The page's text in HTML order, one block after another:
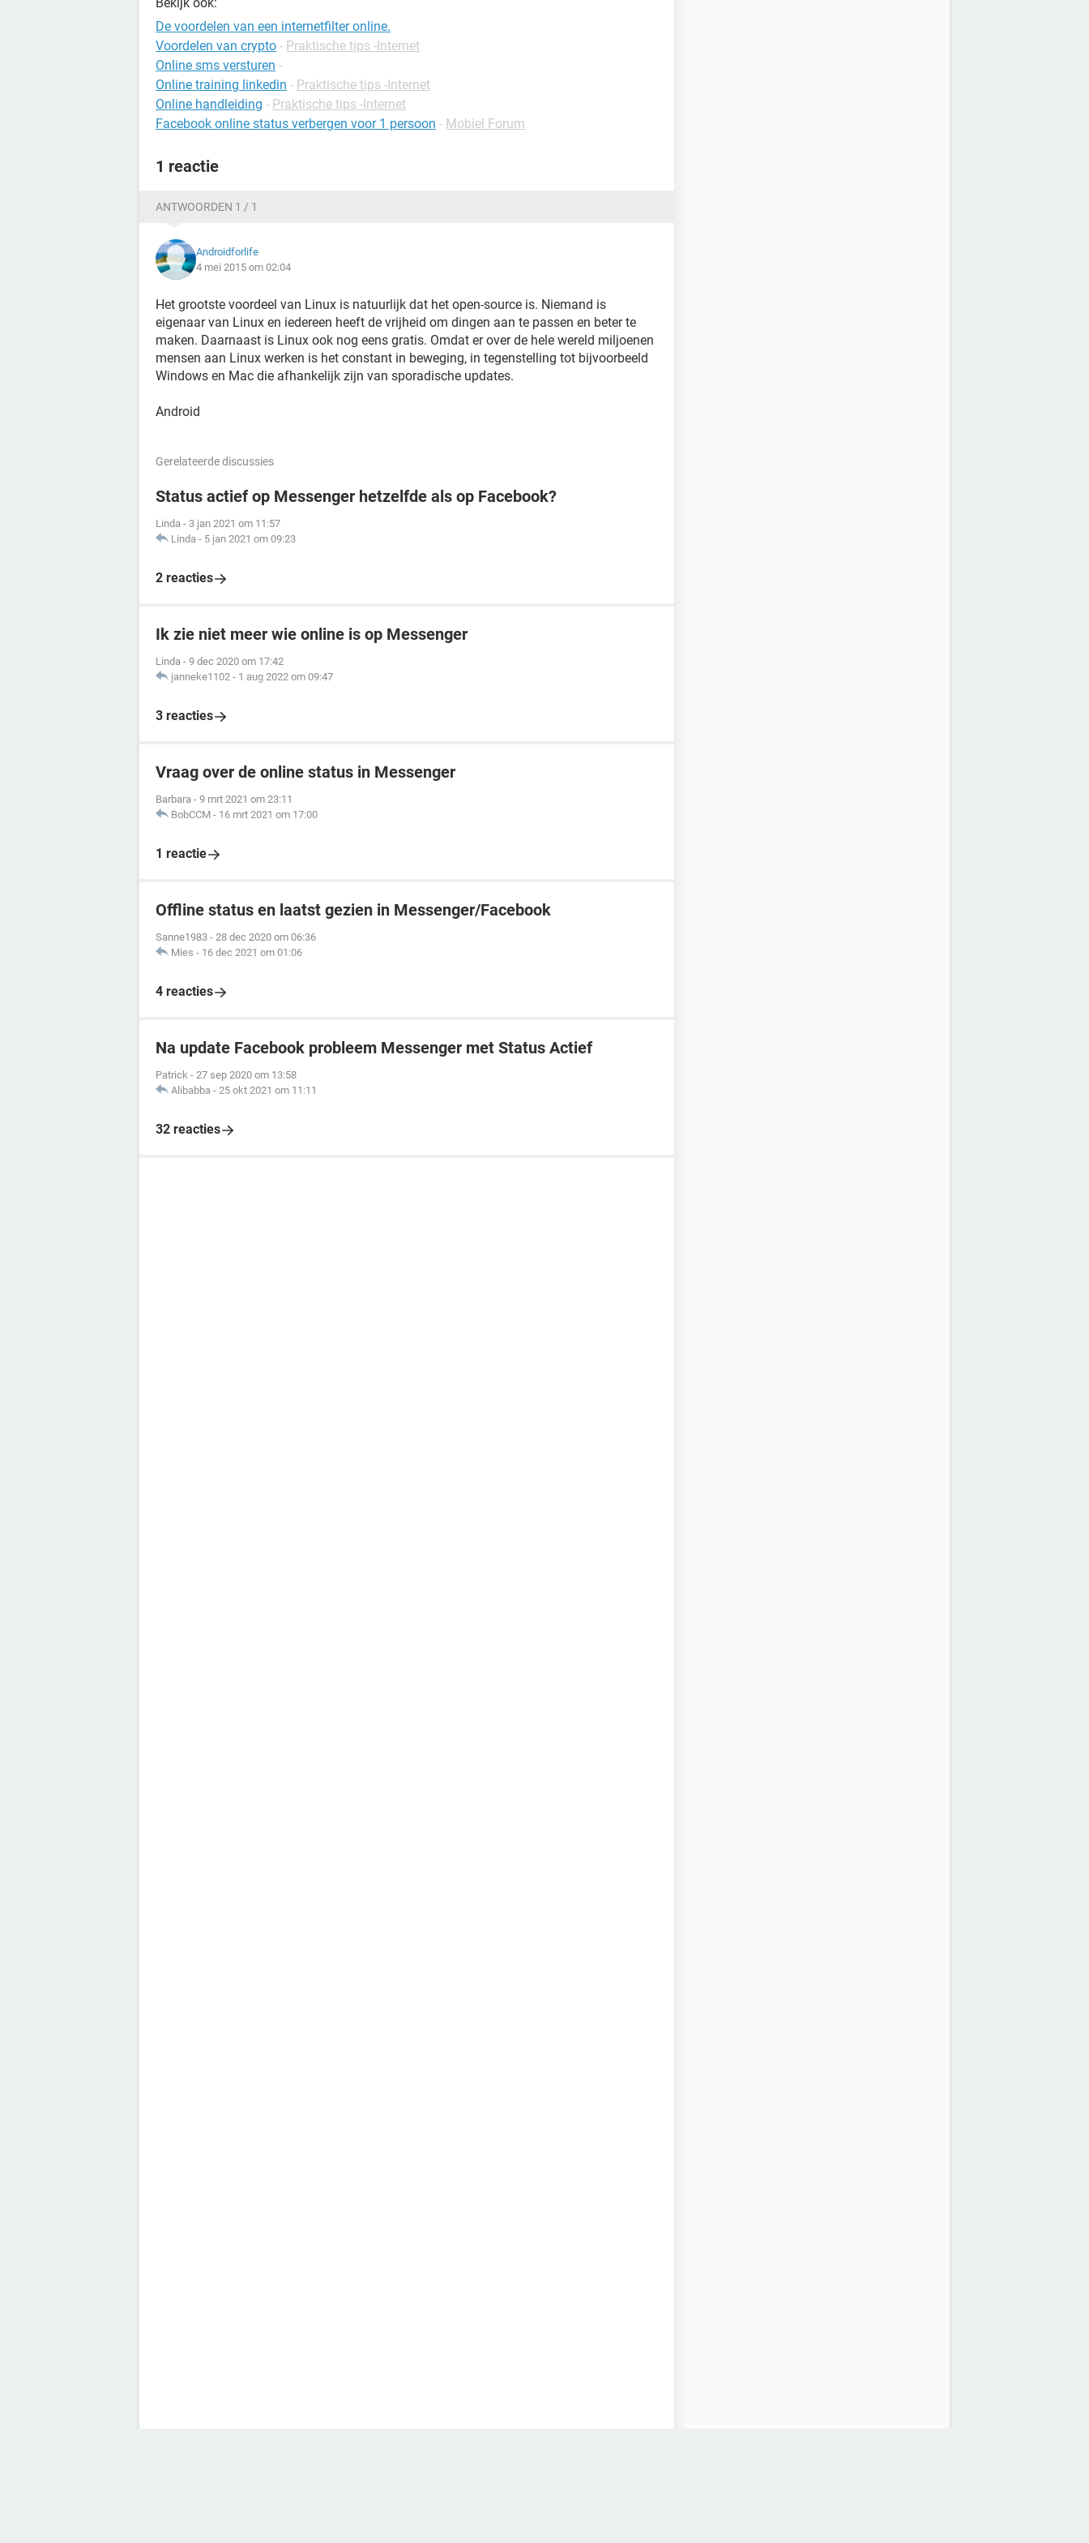
De voordelen van een internetfilter online.
Voordelen van crypto - Praktische tips -Internet
Online sms versturen -
Online training linkedin - Praktische tips -Internet
Online handleiding - Praktische tips -Internet
Facebook online status verbergen voor 1 persoon - Mobiel Forum
1 reactie
ANTWOORDEN 1 / 1
Androidforlife
4 mei 2015 om 02:04
Het grootste voordeel van Linux is natuurlijk dat het open-source is. Niemand is
eigenaar van Linux en iedereen heeft de vrijheid om dingen aan te passen en beter te
maken. Daarnaast is Linux ook nog eens gratis. Omdat er over de hele wereld miljoenen
mensen aan Linux werken is het constant in beweging, in tegenstelling tot bijvoorbeeld
Windows en Mac die afhankelijk zijn van sporadische updates.
Android
Gerelateerde discussies
Status actief op Messenger hetzelfde als op Facebook?
Linda - 3 jan 2021 om 11:57
Linda - 5 jan 2021 om 09:23
2 reacties
Ik zie niet meer wie online is op Messenger
Linda - 9 dec 2020 om 17:42
janneke1102 - 1 aug 2022 om 09:47
3 reacties
Vraag over de online status in Messenger
Barbara - 9 mrt 2021 om 23:11
BobCCM - 16 mrt 2021 om 17:00
1 reactie
Offline status en laatst gezien in Messenger/Facebook
Sanne1983 - 28 dec 2020 om 06:36
Mies - 16 dec 2021 om 01:06
4 reacties
Na update Facebook probleem Messenger met Status Actief
Patrick - 27 sep 2020 om 13:58
Alibabba - 25 okt 2021 om 11:11
32 reacties